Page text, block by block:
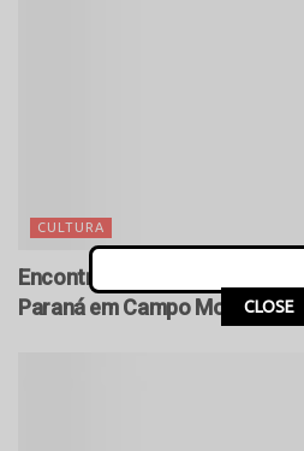
CULTURA
Encontro Macrorregional de
Paraná em Campo MourãoCLOSE